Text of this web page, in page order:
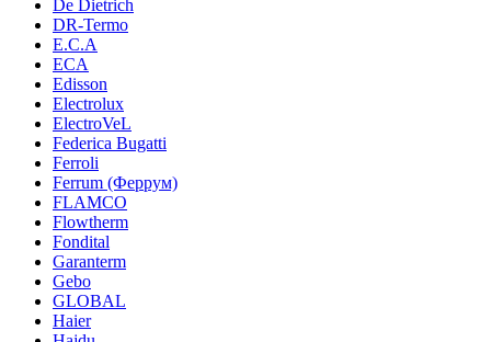
De Dietrich
DR-Termo
E.C.A
ECA
Edisson
Electrolux
ElectroVeL
Federica Bugatti
Ferroli
Ferrum (Феррум)
FLAMCO
Flowtherm
Fondital
Garanterm
Gebo
GLOBAL
Haier